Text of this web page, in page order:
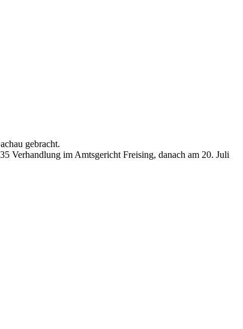
gebracht.
Verhandlung im Amtsgericht Freising, danach am 20. Juli